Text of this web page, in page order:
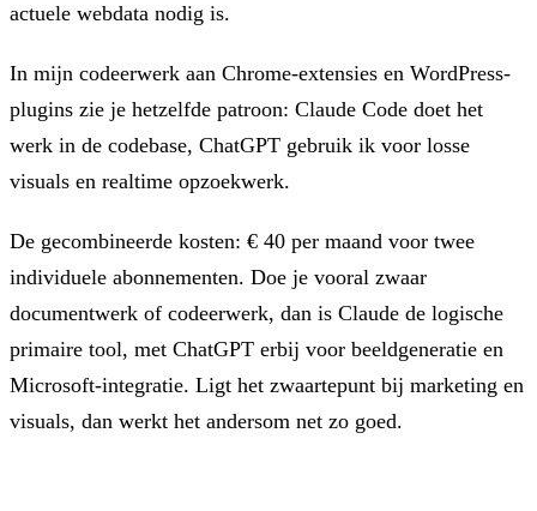
actuele webdata nodig is.
In mijn codeerwerk aan Chrome-extensies en WordPress-
plugins zie je hetzelfde patroon: Claude Code doet het
werk in de codebase, ChatGPT gebruik ik voor losse
visuals en realtime opzoekwerk.
De gecombineerde kosten: € 40 per maand voor twee
individuele abonnementen. Doe je vooral zwaar
documentwerk of codeerwerk, dan is Claude de logische
primaire tool, met ChatGPT erbij voor beeldgeneratie en
Microsoft-integratie. Ligt het zwaartepunt bij marketing en
visuals, dan werkt het andersom net zo goed.